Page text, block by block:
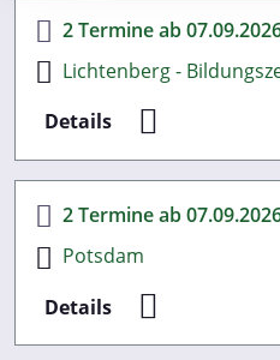
unsere Website zu
Ihrer Verwendung unserer
Medien, Werbung und
Informationen
ihnen bereitgestellt haben
Dienste gesammelt haben.
Datenschutzerklärung
Impressum
2 Termine ab
Lichtenberg -
Details
2 Termine ab
Potsdam
Details